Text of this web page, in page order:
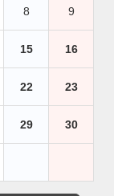
8 9
15 16
22 23
29 30